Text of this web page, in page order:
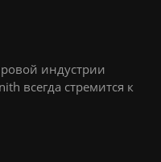
индустрии
всегда стремится к